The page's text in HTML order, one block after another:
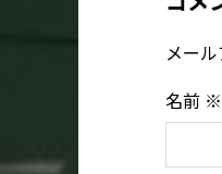
メー
名前 ※